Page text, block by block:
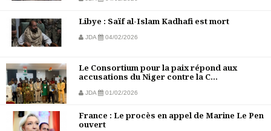
Libye : Saïf al-Islam Kadhafi est mort
JDA 04/02/2026
Le Consortium pour la paix répond aux
accusations du Niger contre la C...
JDA 01/02/2026
France : Le procès en appel de Marine Le Pen
ouvert